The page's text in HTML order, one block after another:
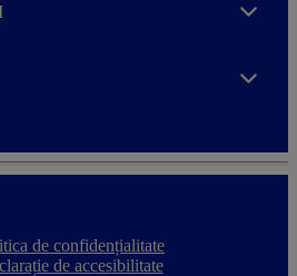
Expand
Expand
F
o
de confidențialitate
de accesibilitate